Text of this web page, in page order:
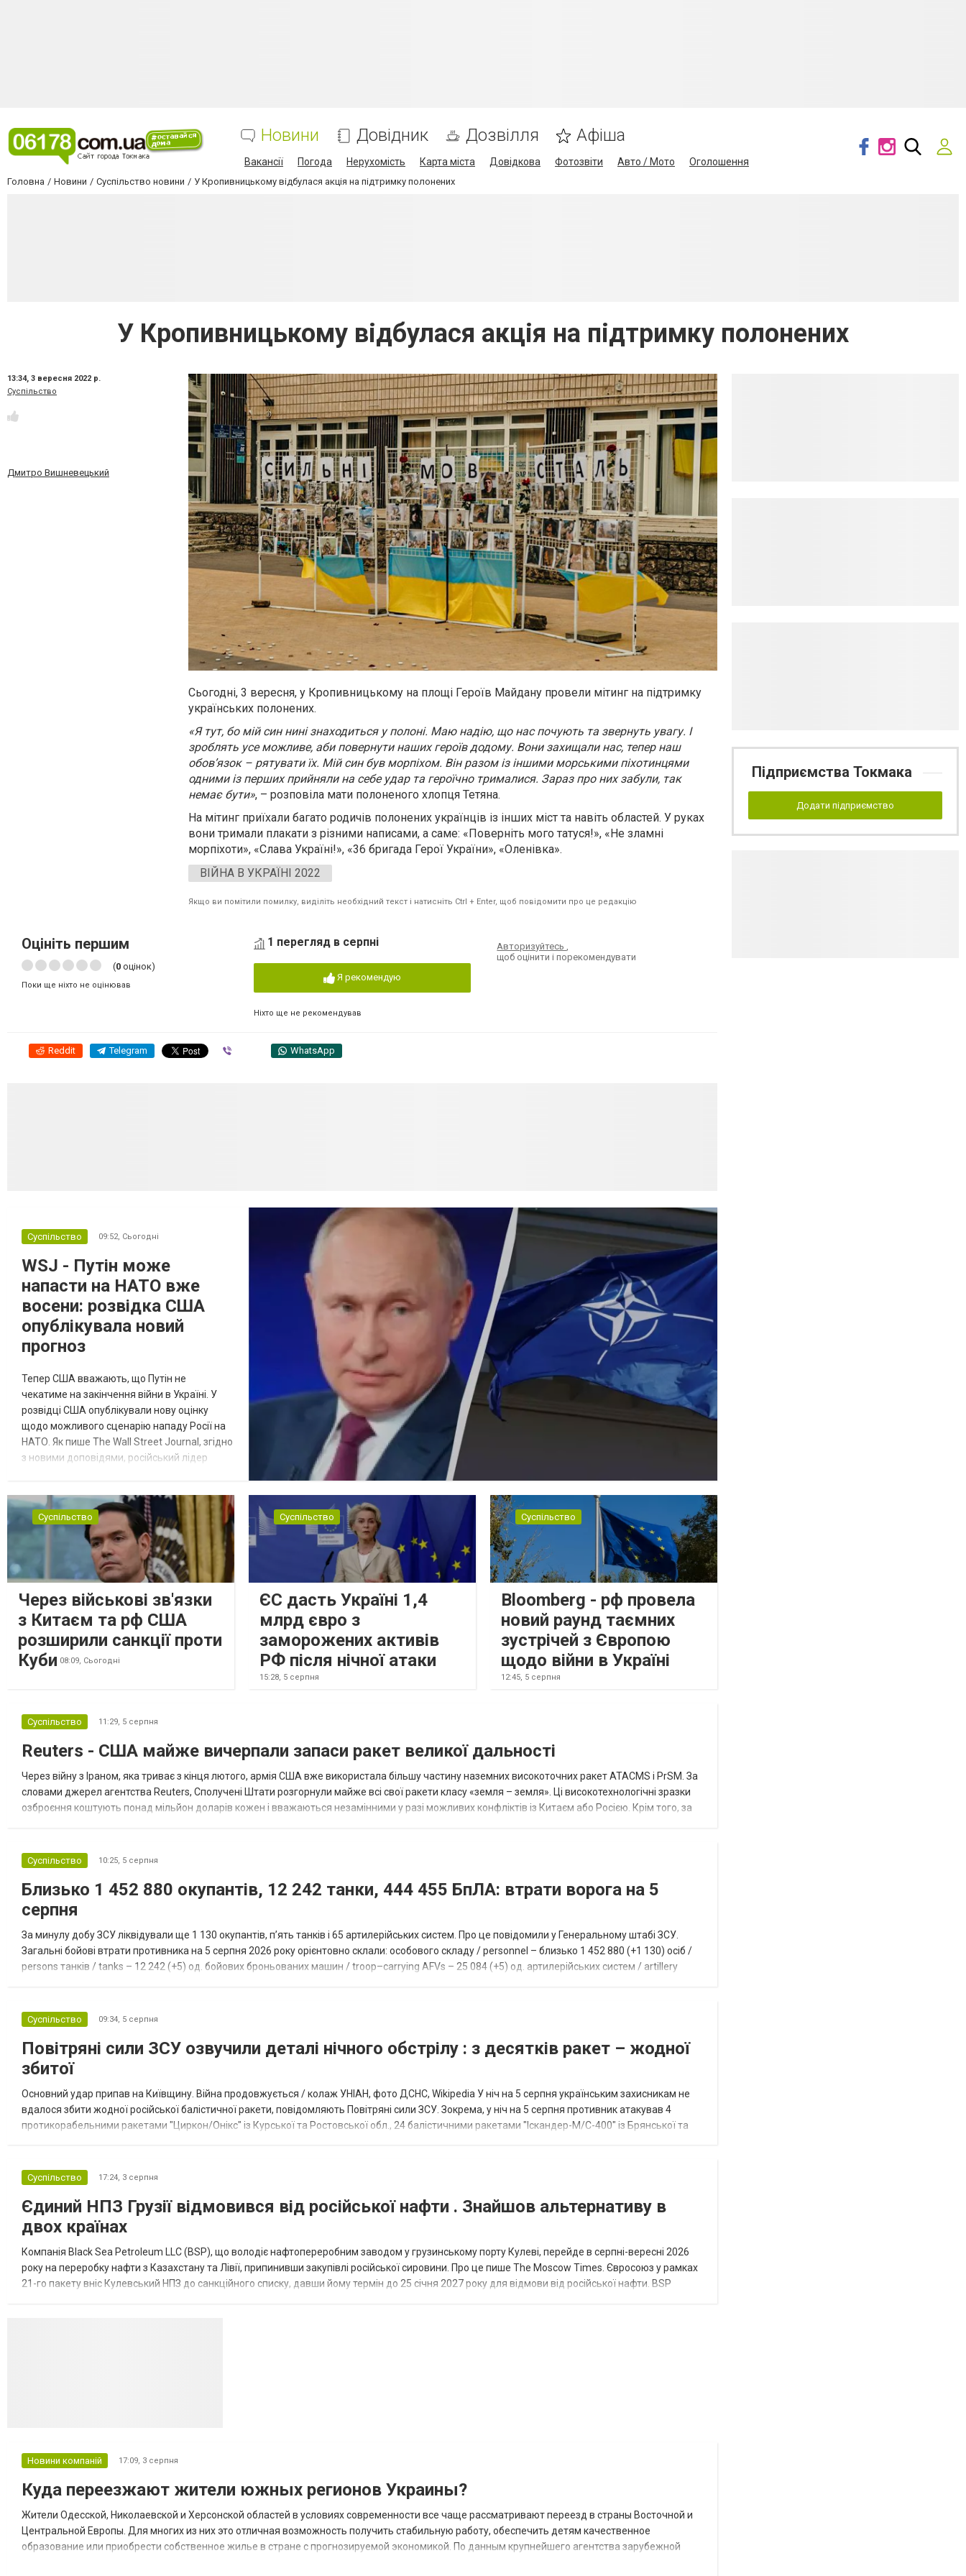
Новини Довідник Дозвілля Афіша
Вакансії Погода Нерухомість Карта міста Довідкова Фотозвіти Авто / Мото Оголошення
Головна Новини Суспільство новини У Кропивницькому відбулася акція на підтримку полонених
У Кропивницькому відбулася акція на підтримку полонених
13:34, 3 вересня 2022 р.
Суспільство
Дмитро Вишневецький
Сьогодні, 3 вересня, у Кропивницькому на площі Героїв Майдану провели мітинг на підтримку
українських полонених.
«Я тут, бо мій син нині знаходиться у полоні. Маю надію, що нас почують та звернуть увагу. І
зроблять усе можливе, аби повернути наших героїв додому. Вони захищали нас, тепер наш
обов’язок – рятувати їх. Мій син був морпіхом. Він разом із іншими морськими піхотинцями
одними із перших прийняли на себе удар та героїчно трималися. Зараз про них забули, так
немає бути», – розповіла мати полоненого хлопця Тетяна.
На мітинг приїхали багато родичів полонених українців із інших міст та навіть областей. У руках
вони тримали плакати з різними написами, а саме: «Поверніть мого татуся!», «Не зламні
морпіхоти», «Слава Україні!», «36 бригада Герої України», «Оленівка».
ВІЙНА В УКРАЇНІ 2022
Якщо ви помітили помилку, виділіть необхідний текст і натисніть Ctrl + Enter, щоб повідомити про це редакцію
Оцініть першим
(0 оцінок)
Поки ще ніхто не оцінював
1 перегляд в серпні
Я рекомендую
Ніхто ще не рекомендував
Авторизуйтесь,
щоб оцінити і порекомендувати
Reddit Telegram WhatsApp
Суспільство 09:52, Сьогодні
WSJ - Путін може
напасти на НАТО вже
восени: розвідка США
опублікувала новий
прогноз
Тепер США вважають, що Путін не
чекатиме на закінчення війни в Україні. У
розвідці США опублікували нову оцінку
щодо можливого сценарію нападу Росії на
НАТО. Як пише The Wall Street Journal, згідно
з новими доповідями, російський лідер
обмеженого наступу на країну-союзника ще
до закінчення війни в Україні. Ці нові оцінки
з’явилися на тлі нестачі деяких критично
важливих боєприпасів,...
Суспільство
Через військові зв'язки
з Китаєм та рф США
розширили санкції проти
Куби 08:09, Сьогодні
Суспільство
ЄС дасть Україні 1,4
млрд євро з
заморожених активів
РФ після нічної атаки
15:28, 5 серпня
Суспільство
Bloomberg - рф провела
новий раунд таємних
зустрічей з Європою
щодо війни в Україні
12:45, 5 серпня
Суспільство 11:29, 5 серпня
Reuters - США майже вичерпали запаси ракет великої дальності
Через війну з Іраном, яка триває з кінця лютого, армія США вже використала більшу частину наземних високоточних ракет ATACMS і PrSM. За
словами джерел агентства Reuters, Сполучені Штати розгорнули майже всі свої ракети класу «земля – земля». Ці високотехнологічні зразки
озброєння коштують понад мільйон доларів кожен і вважаються незамінними у разі можливих конфліктів із Китаєм або Росією. Крім того, за
Суспільство 10:25, 5 серпня
Близько 1 452 880 окупантів, 12 242 танки, 444 455 БпЛА: втрати ворога на 5
серпня
За минулу добу ЗСУ ліквідували ще 1 130 окупантів, пʼять танків і 65 артилерійських систем. Про це повідомили у Генеральному штабі ЗСУ.
Загальні бойові втрати противника на 5 серпня 2026 року орієнтовно склали: особового складу / personnel – близько 1 452 880 (+1 130) осіб /
persons танків / tanks – 12 242 (+5) од. бойових броньованих машин / troop–carrying AFVs – 25 084 (+5) од. артилерійських систем / artillery
Суспільство 09:34, 5 серпня
Повітряні сили ЗСУ озвучили деталі нічного обстрілу : з десятків ракет – жодної
збитої
Основний удар припав на Київщину. Війна продовжується / колаж УНІАН, фото ДСНС, Wikipedia У ніч на 5 серпня українським захисникам не
вдалося збити жодної російської балістичної ракети, повідомляють Повітряні сили ЗСУ. Зокрема, у ніч на 5 серпня противник атакував 4
протикорабельними ракетами "Циркон/Онікс" із Курської та Ростовської обл., 24 балістичними ракетами "Іскандер-М/С-400" із Брянської та
Суспільство 17:24, 3 серпня
Єдиний НПЗ Грузії відмовився від російської нафти . Знайшов альтернативу в
двох країнах
Компанія Black Sea Petroleum LLC (BSP), що володіє нафтопереробним заводом у грузинському порту Кулеві, перейде в серпні-вересні 2026
року на переробку нафти з Казахстану та Лівії, припинивши закупівлі російської сировини. Про це пише The Moscow Times. Євросоюз у рамках
21-го пакету вніс Кулевський НПЗ до санкційного списку, давши йому термін до 25 січня 2027 року для відмови від російської нафти. BSP
Новини компаній 17:09, 3 серпня
Куда переезжают жители южных регионов Украины?
Жители Одесской, Николаевской и Херсонской областей в условиях современности все чаще рассматривают переезд в страны Восточной и
Центральной Европы. Для многих из них это отличная возможность получить стабильную работу, обеспечить детям качественное
образование или приобрести собственное жилье в стране с прогнозируемой экономикой. По данным крупнейшего агентства зарубежной
Підприємства Токмака
Додати підприємство